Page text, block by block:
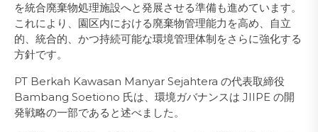
を統合廃棄物処理施設へと発展させる準備も進めています。
これにより、園区内における廃棄物管理能力を高め、自立
的、統合的、かつ持続可能な環境管理体制をさらに強化する
方針です。
PT Berkah Kawasan Manyar Sejahtera の代表取締役
Bambang Soetiono 氏は、環境ガバナンスは JIIPE の開
発戦略の一部であると述べました。